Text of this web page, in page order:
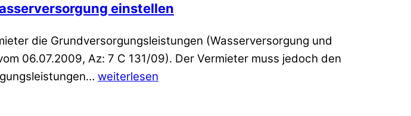
einstellen
die Grundversorgungsleistungen (Wasserversorgung und
06.07.2009, Az: 7 C 131/09). Der Vermieter muss jedoch den
weiterlesen